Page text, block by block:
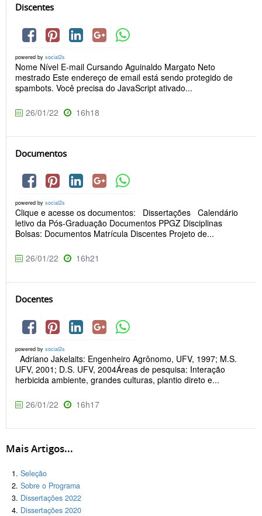
Discentes
powered by social2s
Nome Nível E-mail Cursando Aguinaldo Margato Neto
mestrado Este endereço de email está sendo protegido de
spambots. Você precisa do JavaScript ativado...
26/01/22 16h18
Documentos
powered by social2s
Clique e acesse os documentos: Dissertações Calendário
letivo da Pós-Graduação Documentos PPGZ Disciplinas
Bolsas: Documentos Matrícula Discentes Projeto de...
26/01/22 16h21
Docentes
powered by social2s
Adriano Jakelaits: Engenheiro Agrônomo, UFV, 1997; M.S.
UFV, 2001; D.S. UFV, 2004Áreas de pesquisa: Interação
herbicida ambiente, grandes culturas, plantio direto e...
26/01/22 16h17
Mais Artigos...
Seleção
Sobre o Programa
Dissertações 2022
Dissertações 2020